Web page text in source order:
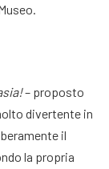
– proposto
divertente in
il
la propria